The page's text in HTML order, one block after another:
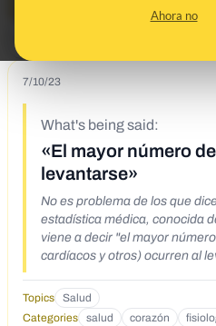
Ahora no
7/10/23
What's being said:
«El mayor número
levantarse»
No es problema de los que
estadística médica, conocida
viene a decir "el mayor
cardíacos y otros) ocurren al
fisiología pura...se dice todo, lo contrario es hablar por
hablar ....
Topics Salud
Categories
salud corazón